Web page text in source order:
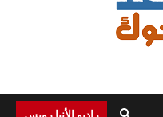
راديو الأنبا رويس